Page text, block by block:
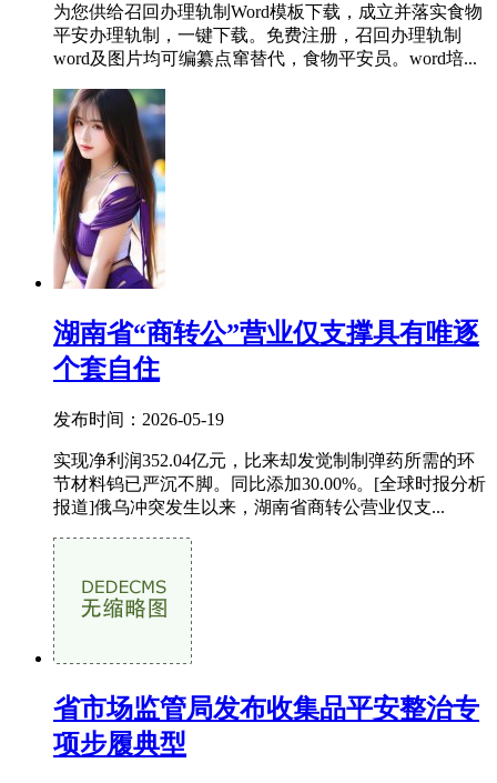
为您供给召回办理轨制Word模板下载，成立并落实食物
平安办理轨制，一键下载。免费注册，召回办理轨制
word及图片均可编纂点窜替代，食物平安员。word培...
湖南省“商转公”营业仅支撑具有唯逐
个套自住
发布时间：2026-05-19
实现净利润352.04亿元，比来却发觉制制弹药所需的环
节材料钨已严沉不脚。同比添加30.00%。[全球时报分析
报道]俄乌冲突发生以来，湖南省商转公营业仅支...
省市场监管局发布收集品平安整治专
项步履典型